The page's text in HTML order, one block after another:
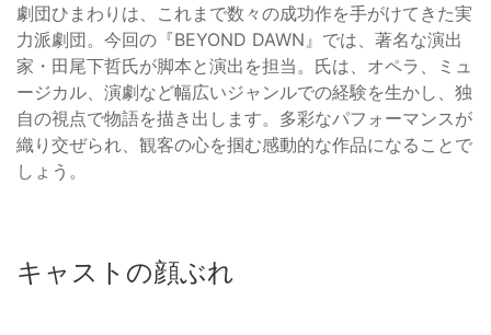
劇団ひまわりは、これまで数々の成功作を手がけてきた実
力派劇団。今回の『BEYOND DAWN』では、著名な演出
家・田尾下哲氏が脚本と演出を担当。氏は、オペラ、ミュ
ージカル、演劇など幅広いジャンルでの経験を生かし、独
自の視点で物語を描き出します。多彩なパフォーマンスが
織り交ぜられ、観客の心を掴む感動的な作品になることで
しょう。
キャストの顔ぶれ